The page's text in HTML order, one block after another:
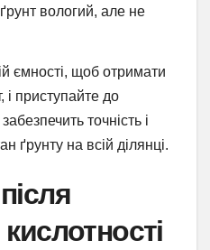
вологий, але не
ємності, щоб отримати
і приступайте до
точність і
ґрунту на всій ділянці.